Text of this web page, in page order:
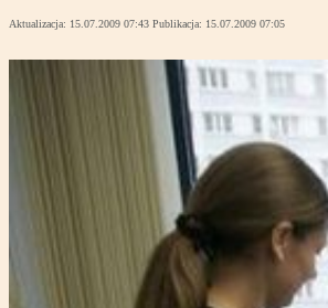
Aktualizacja: 15.07.2009 07:43 Publikacja: 15.07.2009 07:05